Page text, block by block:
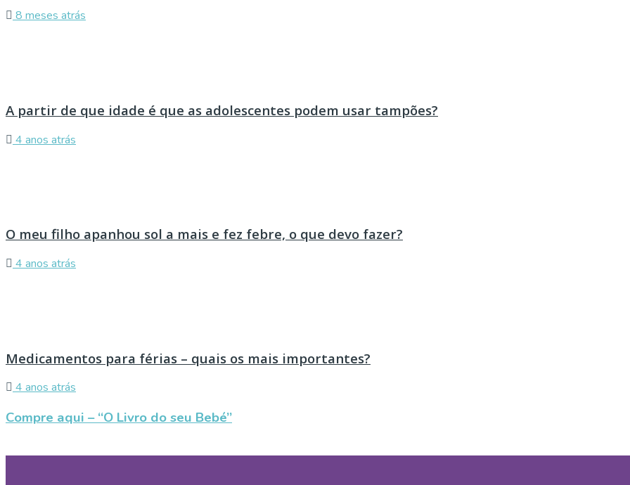
8 meses atrás
A partir de que idade é que as adolescentes podem usar tampões?
4 anos atrás
O meu filho apanhou sol a mais e fez febre, o que devo fazer?
4 anos atrás
Medicamentos para férias – quais os mais importantes?
4 anos atrás
Compre aqui – “O Livro do seu Bebé”